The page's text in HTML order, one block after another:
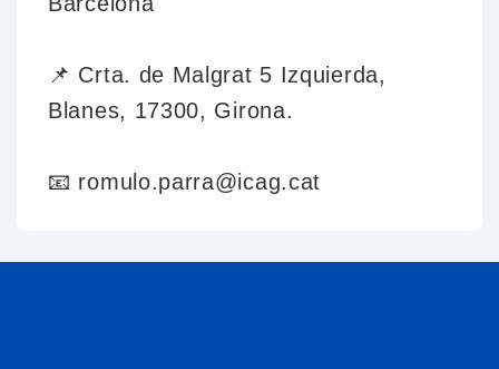
📌 Crta. de Malgrat 5 Izquierda,
Blanes, 17300, Girona.
📧 romulo.parra@icag.cat